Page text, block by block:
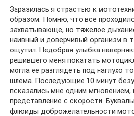
Заразилась я страстью к
образом. Помню, что все
захватывающе, но тяжелое
наивный и доверчивый организм в
ощутил. Недобрая улыбка
решившего меня покатать
могла ее разглядеть под наглухо
шлема. Последующие 10 минут
показались мне одним мгновением,
представление о скорости.
флюиды доброжелательности